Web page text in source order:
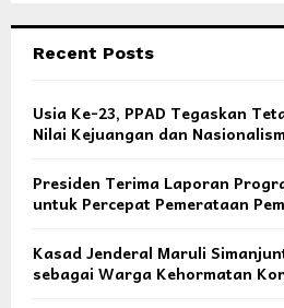
Recent Posts
Usia Ke-23, PPAD Tegaskan
Nilai Kejuangan dan
Presiden Terima Laporan
untuk Percepat Pemerataan
Kasad Jenderal Maruli
sebagai Warga Kehormatan